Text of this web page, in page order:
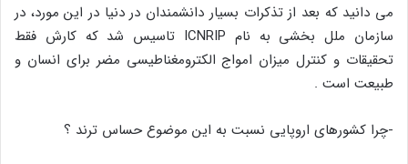
می دانید که بعد از تذکرات بسیار دانشمندان در دنیا در این مورد، در
سازمان ملل بخشی به نام ICNRIP تاسیس شد که کارش فقط
تحقیقات و کنترل میزان امواج الکترومغناطیسی مضر برای انسان و
طبیعت است .
-چرا کشورهای اروپایی نسبت به این موضوع حساس ترند ؟